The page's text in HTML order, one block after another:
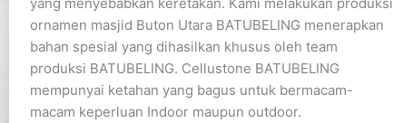
ornamen masjid Buton Utara BATUBELING menerapkan
bahan spesial yang dihasilkan khusus oleh team
produksi BATUBELING. Cellustone BATUBELING
mempunyai ketahan yang bagus untuk bermacam-
macam keperluan Indoor maupun outdoor.